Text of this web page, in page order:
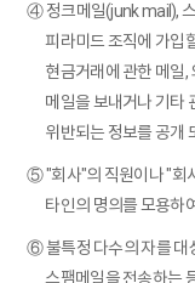
④ 정크메일(junk mail),
피라미드 조직에 가입
현금거래에 관한 메일,
메일을 보내거나 기타
위반되는 정보를 공개
⑤ "회사"의 직원이나 "회
타인의 명의를 모용하
⑥ 불특정 다수의 자를 대
스팸메일을 전송하는